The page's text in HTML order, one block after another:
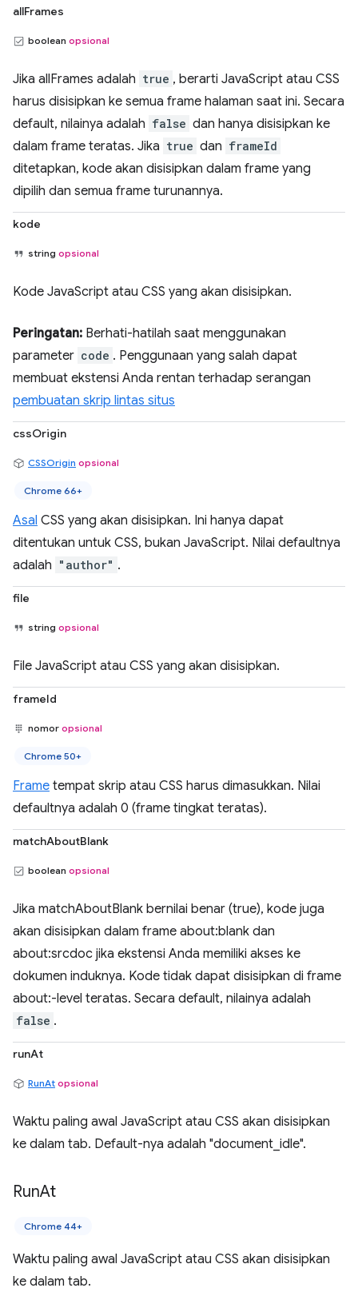
allFrames
boolean opsional
Jika allFrames adalah true , berarti JavaScript atau CSS
harus disisipkan ke semua frame halaman saat ini. Secara
default, nilainya adalah false dan hanya disisipkan ke
dalam frame teratas. Jika true dan frameId
ditetapkan, kode akan disisipkan dalam frame yang
dipilih dan semua frame turunannya.
kode
string opsional
Kode JavaScript atau CSS yang akan disisipkan.
Peringatan: Berhati-hatilah saat menggunakan
parameter code . Penggunaan yang salah dapat
membuat ekstensi Anda rentan terhadap serangan
pembuatan skrip lintas situs
cssOrigin
CSSOrigin opsional
Chrome 66+
Asal CSS yang akan disisipkan. Ini hanya dapat
ditentukan untuk CSS, bukan JavaScript. Nilai defaultnya
adalah "author" .
file
string opsional
File JavaScript atau CSS yang akan disisipkan.
frameId
nomor opsional
Chrome 50+
Frame tempat skrip atau CSS harus dimasukkan. Nilai
defaultnya adalah 0 (frame tingkat teratas).
matchAboutBlank
boolean opsional
Jika matchAboutBlank bernilai benar (true), kode juga
akan disisipkan dalam frame about:blank dan
about:srcdoc jika ekstensi Anda memiliki akses ke
dokumen induknya. Kode tidak dapat disisipkan di frame
about:-level teratas. Secara default, nilainya adalah
false .
runAt
RunAt opsional
Waktu paling awal JavaScript atau CSS akan disisipkan
ke dalam tab. Default-nya adalah "document_idle".
RunAt
Chrome 44+
Waktu paling awal JavaScript atau CSS akan disisipkan
ke dalam tab.